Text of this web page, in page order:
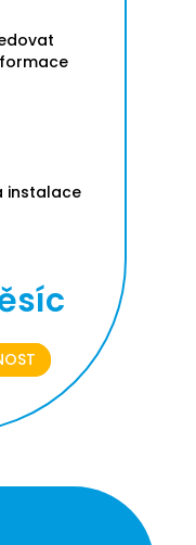
instalace